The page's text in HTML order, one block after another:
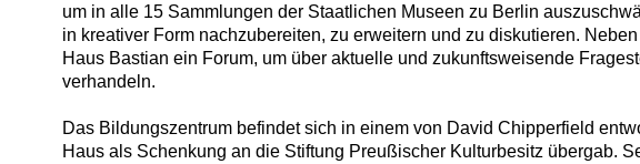
um in alle 15 Sammlungen der Staatlichen Museen zu Berlin
in kreativer Form nachzubereiten, zu erweitern und zu diskutieren.
Haus Bastian ein Forum, um über aktuelle und zukunftsweisende
verhandeln.
Das Bildungszentrum befindet sich in einem von David Chipperfield
Haus als Schenkung an die Stiftung Preußischer Kulturbesitz übergab.